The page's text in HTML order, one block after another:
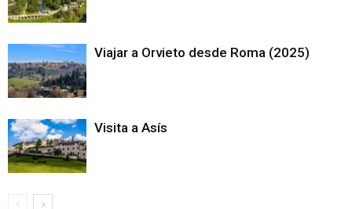
Viajar a Orvieto desde Roma (2025)
Visita a Asís